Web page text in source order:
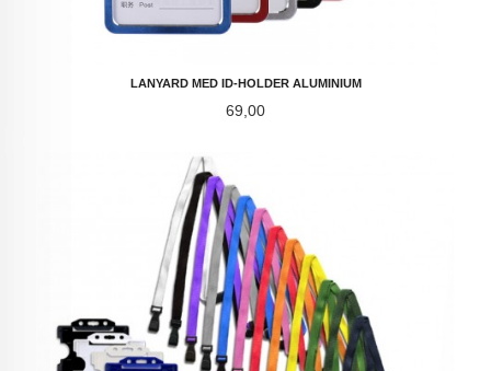
LANYARD MED ID-HOLDER ALUMINIUM
Pris
69,00